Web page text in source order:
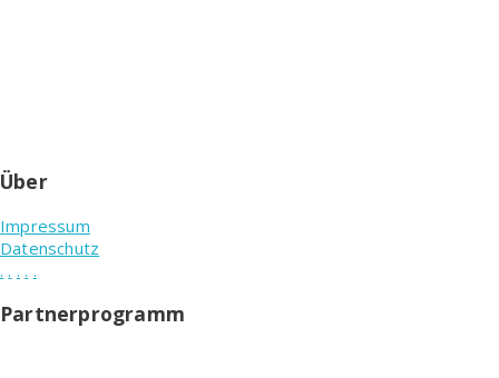
Über
Impressum
Datenschutz
. . . . .
Partnerprogramm